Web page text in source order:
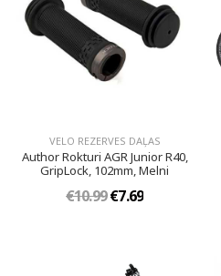
VELO REZERVES DAĻAS
Author Rokturi AGR Junior R40,
GripLock, 102mm, Melni
€10.99€7.69